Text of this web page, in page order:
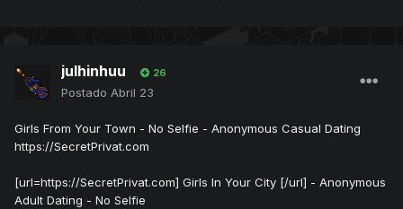
julhinhuu 26
Postado Abril 23
Girls From Your Town - No Selfie - Anonymous Casual Dating
https://SecretPrivat.com
[url=https://SecretPrivat.com] Girls In Your City [/url] - Anonymous
Adult Dating - No Selfie